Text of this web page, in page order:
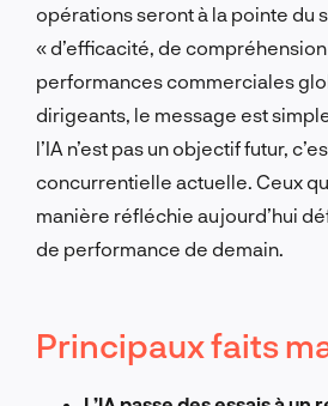
opérations seront à la pointe du
« d’efficacité, de
performances commerciales
dirigeants, le message est
l’IA n’est pas un objectif futur,
concurrentielle actuelle. Ceux
manière réfléchie aujourd’hui
de performance de demain.
Principaux faits